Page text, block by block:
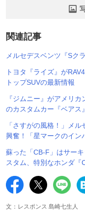
関連記事
メルセデスベンツ『Sク
トヨタ『ライズ』が
トップSUVの最新情報
『ジムニー』がアメリ
のカスタムカー『ベアス
「さすがの風格！」メ
興奮！「星マークのイン
蘇った「CB-F」はサー
スタム、特別なホンダ
文：レスポンス 島崎七生人